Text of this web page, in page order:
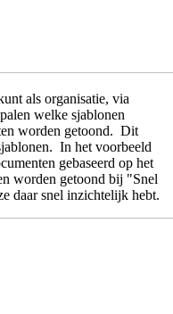
als organisatie, via
welke sjablonen
worden getoond. Dit
In het voorbeeld
gebaseerd op het
worden getoond bij "Snel
daar snel inzichtelijk hebt.